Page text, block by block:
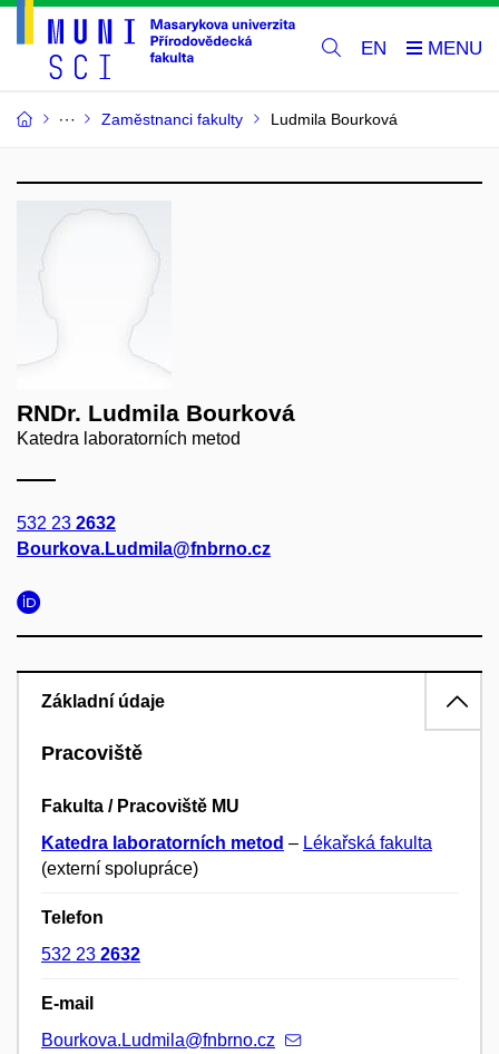
EN
Zaměstnanci fakulty Ludmila Bourková
RNDr. Ludmila Bourková
Katedra laboratorních metod
532 23 2632
Bourkova.Ludmila@fnbrno.cz
Základní údaje
Pracoviště
Fakulta / Pracoviště MU
Katedra laboratorních metod – Lékařská fakulta
(externí spolupráce)
Telefon
532 23 2632
E-mail
Bourkova.Ludmila@fnbrno.cz